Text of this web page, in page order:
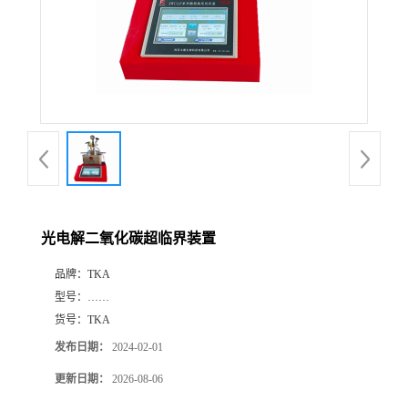
光电解二氧化碳超临界装置
品牌： TKA
型号：
货号： TKA
发布日期： 2024-02-01
更新日期： 2026-08-06